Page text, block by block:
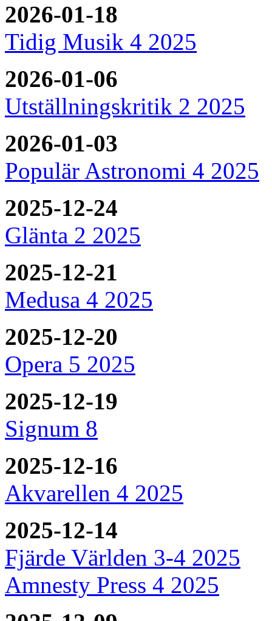
2026-01-18
Tidig Musik 4 2025
2026-01-06
Utställningskritik 2 2025
2026-01-03
Populär Astronomi 4 2025
2025-12-24
Glänta 2 2025
2025-12-21
Medusa 4 2025
2025-12-20
Opera 5 2025
2025-12-19
Signum 8
2025-12-16
Akvarellen 4 2025
2025-12-14
Fjärde Världen 3-4 2025
Amnesty Press 4 2025